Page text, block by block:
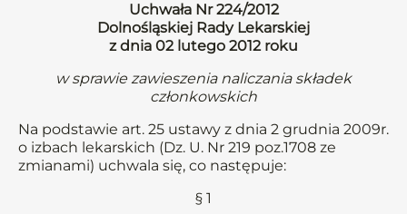
Uchwała Nr 224/2012
Dolnośląskiej Rady Lekarskiej
z dnia 02 lutego 2012 roku
w sprawie zawieszenia naliczania składek
członkowskich
Na podstawie art. 25 ustawy z dnia 2 grudnia 2009r.
o izbach lekarskich (Dz. U. Nr 219 poz.1708 ze
zmianami) uchwala się, co następuje:
§ 1